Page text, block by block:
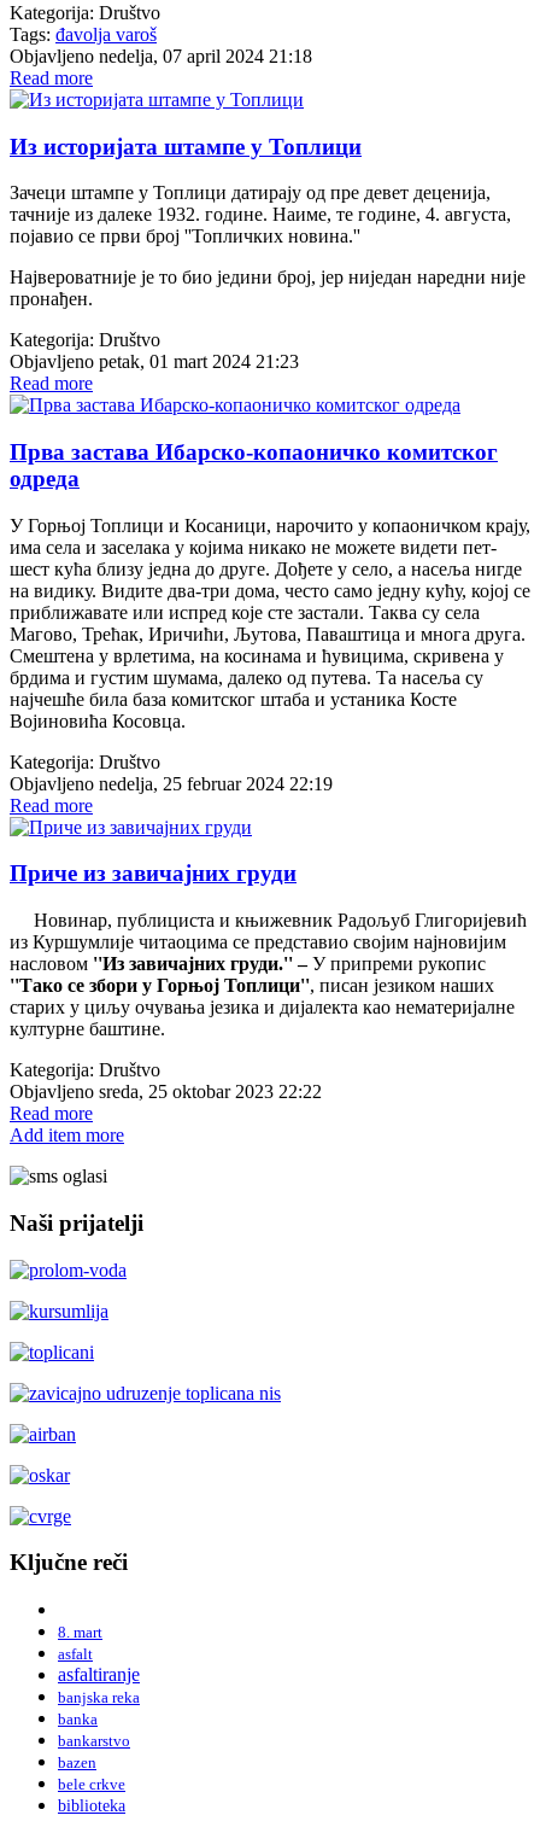
Kategorija: Društvo
Tags: đavolja varoš
Objavljeno nedelja, 07 april 2024 21:18
Read more
Из историјата штампе у Топлици
Зачеци штампе у Топлици датирају од пре девет деценија,
тачније из далеке 1932. године. Наиме, те године, 4. августа,
појавио се први број ''Топличких новина.''
Највероватније је то био једини број, јер ниједан наредни није
пронађен.
Kategorija: Društvo
Objavljeno petak, 01 mart 2024 21:23
Read more
Прва застава Ибарско-копаоничко комитског
одреда
У Горњој Топлици и Косаници, нарочито у копаоничком крају,
има села и заселака у којима никако не можете видети пет-
шест кућа близу једна до друге. Дођете у село, а насеља нигде
на видику. Видите два-три дома, често само једну кућу, којој се
приближавате или испред које сте застали. Таква су села
Магово, Трећак, Иричићи, Љутова, Паваштица и многа друга.
Смештена у врлетима, на косинама и ћувицима, скривена у
брдима и густим шумама, далеко од путева. Та насеља су
најчешће била база комитског штаба и устаника Косте
Војиновића Косовца.
Kategorija: Društvo
Objavljeno nedelja, 25 februar 2024 22:19
Read more
Приче из завичајних груди
Новинар, публициста и књижевник Радољуб Глигоријевић
из Куршумлије читаоцима се представио својим најновијим
насловом ''Из завичајних груди.'' –У припреми рукопис
''Тако се збори у Горњој Топлици'', писан језиком наших
старих у циљу очувања језика и дијалекта као нематеријалне
културне баштине.
Kategorija: Društvo
Objavljeno sreda, 25 oktobar 2023 22:22
Read more
Add item more
Naši prijatelji
Ključne reči
8. mart
asfalt
asfaltiranje
banjska reka
banka
bankarstvo
bazen
bele crkve
biblioteka